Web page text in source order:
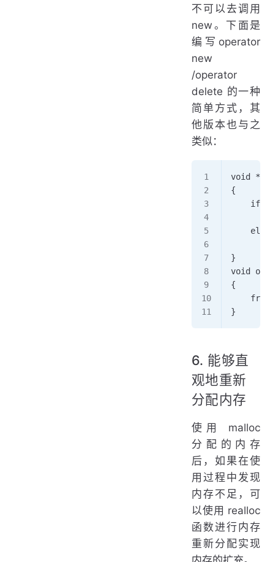
不可以去调用
new。下面是
编写operator
new
/operator
delete 的一种
简单方式，其
他版本也与之
类似：
void *
{
    else
}
void
{
}
6. 能够直
观地重新
分配内存
使用 malloc
分配的内存
后，如果在使
用过程中发现
内存不足，可
以使用 realloc
函数进行内存
重新分配实现